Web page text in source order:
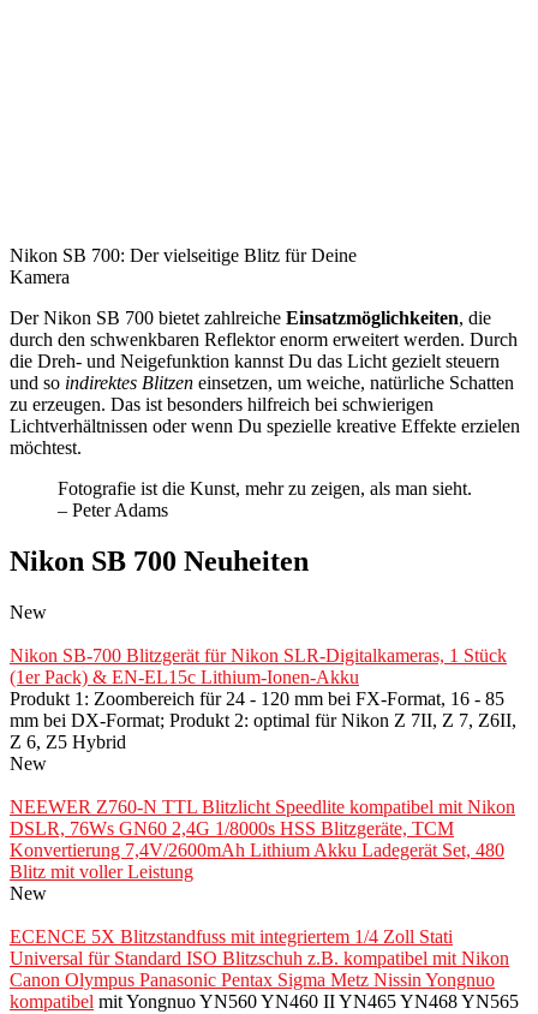
Nikon SB 700: Der vielseitige Blitz für Deine
Kamera
Der Nikon SB 700 bietet zahlreiche Einsatzmöglichkeiten, die
durch den schwenkbaren Reflektor enorm erweitert werden. Durch
die Dreh- und Neigefunktion kannst Du das Licht gezielt steuern
und so indirektes Blitzen einsetzen, um weiche, natürliche Schatten
zu erzeugen. Das ist besonders hilfreich bei schwierigen
Lichtverhältnissen oder wenn Du spezielle kreative Effekte erzielen
möchtest.
Fotografie ist die Kunst, mehr zu zeigen, als man sieht.
– Peter Adams
Nikon SB 700 Neuheiten
New
Nikon SB-700 Blitzgerät für Nikon SLR-Digitalkameras, 1 Stück
(1er Pack) & EN-EL15c Lithium-Ionen-Akku
Produkt 1: Zoombereich für 24 - 120 mm bei FX-Format, 16 - 85
mm bei DX-Format; Produkt 2: optimal für Nikon Z 7II, Z 7, Z6II,
Z 6, Z5 Hybrid
New
NEEWER Z760-N TTL Blitzlicht Speedlite kompatibel mit Nikon
DSLR, 76Ws GN60 2,4G 1/8000s HSS Blitzgeräte, TCM
Konvertierung 7,4V/2600mAh Lithium Akku Ladegerät Set, 480
Blitz mit voller Leistung
New
ECENCE 5X Blitzstandfuss mit integriertem 1/4 Zoll Stati
Universal für Standard ISO Blitzschuh z.B. kompatibel mit Nikon
Canon Olympus Panasonic Pentax Sigma Metz Nissin Yongnuo
kompatibel mit Yongnuo YN560 YN460 II YN465 YN468 YN565